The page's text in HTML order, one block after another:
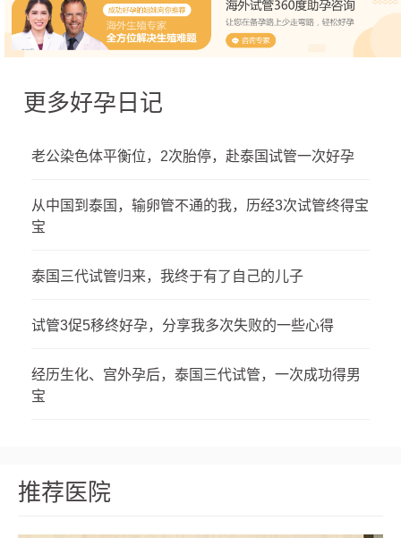
更多好孕日记
老公染色体平衡位，2次胎停，赴泰国试管一次好孕
从中国到泰国，输卵管不通的我，历经3次试管终得宝
宝
泰国三代试管归来，我终于有了自己的儿子
试管3促5移终好孕，分享我多次失败的一些心得
经历生化、宫外孕后，泰国三代试管，一次成功得男
宝
推荐医院